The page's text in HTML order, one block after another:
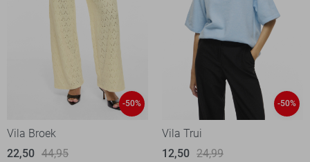
-50%
Vila Broek
22,50 44,95
-50%
Vila Trui
12,50 24,99